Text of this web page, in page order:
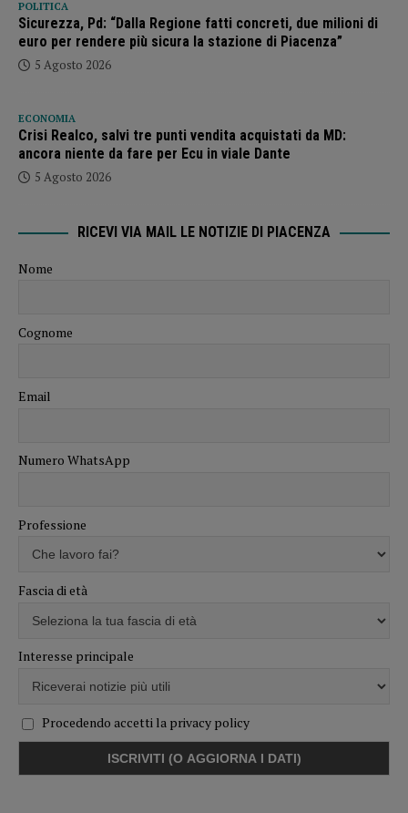
POLITICA
Sicurezza, Pd: “Dalla Regione fatti concreti, due milioni di
euro per rendere più sicura la stazione di Piacenza”
5 Agosto 2026
ECONOMIA
Crisi Realco, salvi tre punti vendita acquistati da MD:
ancora niente da fare per Ecu in viale Dante
5 Agosto 2026
RICEVI VIA MAIL LE NOTIZIE DI PIACENZA
Nome
Cognome
Email
Numero WhatsApp
Professione
Fascia di età
Interesse principale
Procedendo accetti la privacy policy